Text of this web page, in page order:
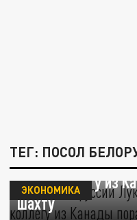
ТЕГ: ПОСОЛ
Посол Белоруссии
свою коллегу из
шахту
ЭКОНОМИКА